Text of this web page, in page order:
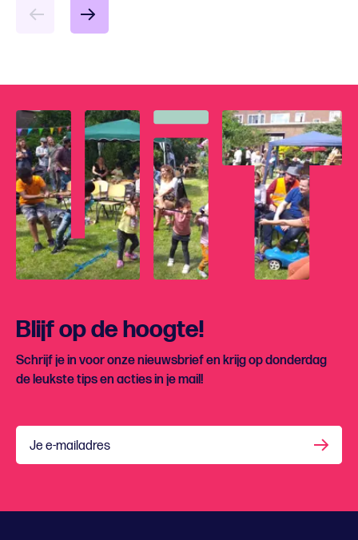
Blijf op de hoogte!
Schrijf je in voor onze nieuwsbrief en krijg op donderdag
de leukste tips en acties in je mail!
Je e-mailadres